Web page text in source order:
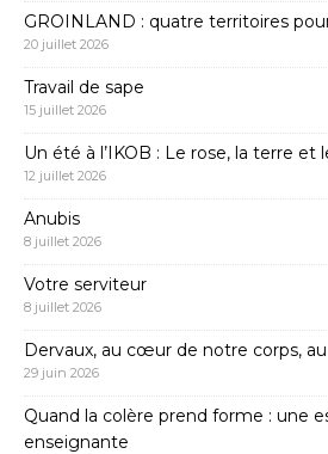
GROINLAND : quatre territoires
20 juillet 2026
Travail de sape
15 juillet 2026
Un été à l’IKOB : Le rose, la terre et
12 juillet 2026
Anubis
8 juillet 2026
Votre serviteur
8 juillet 2026
Dervaux, au cœur de notre corps,
29 juin 2026
Quand la colère prend forme : une
enseignante